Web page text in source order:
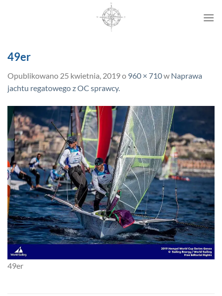
49er
Opublikowano 25 kwietnia, 2019o 960 × 710w Naprawa
jachtu regatowego z OC sprawcy.
49er